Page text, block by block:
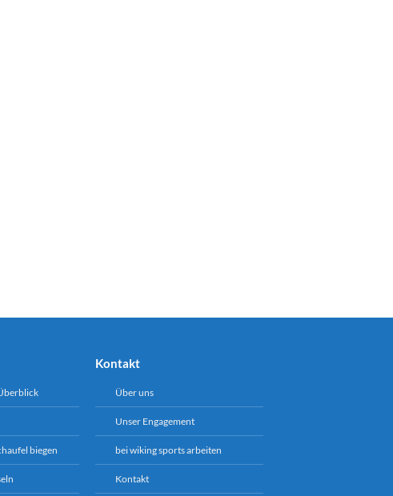
biegen
Kontakt
Über uns
Unser Engagement
bei wiking sports arbeiten
Kontakt